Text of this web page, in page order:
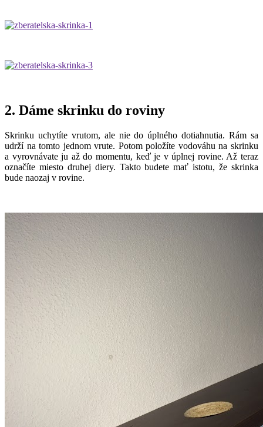
2. Dáme skrinku do roviny
Skrinku uchytíte vrutom, ale nie do úplného dotiahnutia. Rám sa
udrží na tomto jednom vrute. Potom položíte vodováhu na skrinku
a vyrovnávate ju až do momentu, keď je v úplnej rovine. Až teraz
označíte miesto druhej diery. Takto budete mať istotu, že skrinka
bude naozaj v rovine.